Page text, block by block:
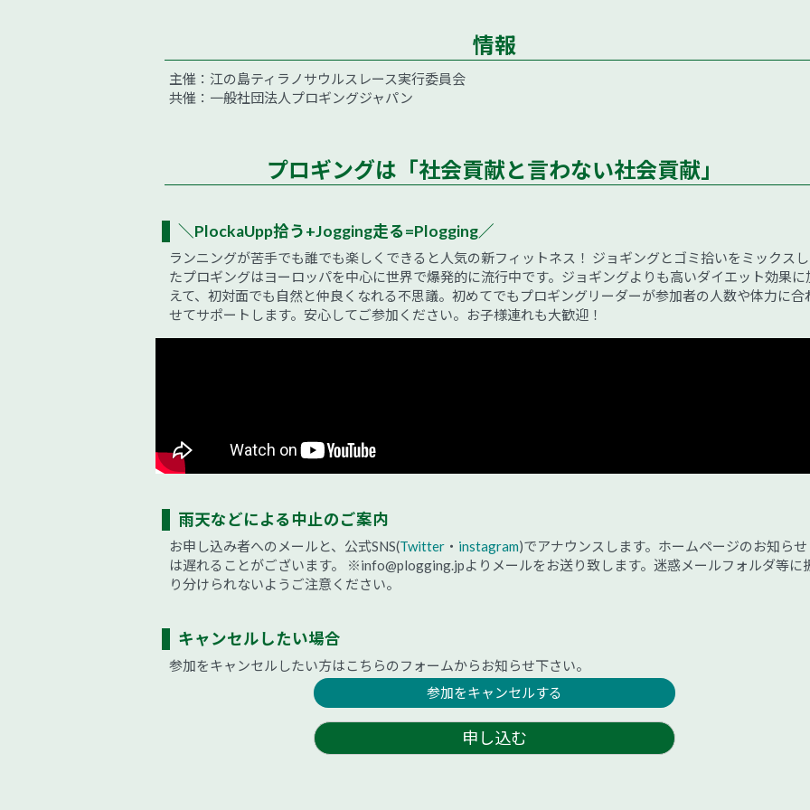
情報
主催：江の島ティラノサウルスレース実行委員会
共催：一般社団法人プロギングジャパン
プロギングは「社会貢献と言わない社会貢献」
＼PlockaUpp拾う+Jogging走る=Plogging／
ランニングが苦手でも誰でも楽しくできると人気の新フィットネス！ ジョギングとゴミ拾いをミックスし
たプロギングはヨーロッパを中心に世界で爆発的に流行中です。ジョギングよりも高いダイエット効果に
えて、初対面でも自然と仲良くなれる不思議。初めてでもプロギングリーダーが参加者の人数や体力に合
せてサポートします。安心してご参加ください。お子様連れも大歓迎！
雨天などによる中止のご案内
お申し込み者へのメールと、公式SNS(Twitter ・ instagram)でアナウンスします。ホームページのお知らせ
は遅れることがございます。
※info@plogging.jpよりメールをお送り致します。迷惑メールフォルダ等に
り分けられないようご注意ください。
キャンセルしたい場合
参加をキャンセルしたい方はこちらのフォームからお知らせ下さい。
参加をキャンセルする
申し込む